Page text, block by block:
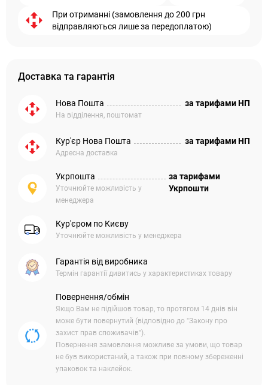
При отриманні (замовлення до 200 грн
відправляються лише за передоплатою)
Доставка та гарантія
Нова Пошта
На відділення, поштомат
за тарифами НП
Кур'єр Нова Пошта
Адресна доставка
за тарифами НП
Укрпошта
Уточнюйте можливість у
менеджера
за тарифами
Укрпошти
Кур'єром по Києву
Уточнюйте можливість у менеджера
Гарантія від виробника
Термін гарантії дивитись у характеристиках товару
Повернення/обмін
Якщо Вам не підійшов товар, то протягом 14 днів він
може бути повернутий (відповідно до "Закону про
захист прав споживачів").
Повернення замовлення можливе за умови, що товар
не був використаний, а також при повному збереженні
упаковок та наклейок.